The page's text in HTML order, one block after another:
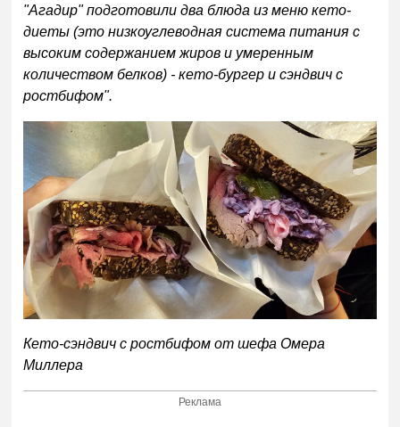
"Агадир" подготовили два блюда из меню кето-
диеты (это низкоуглеводная система питания с
высоким содержанием жиров и умеренным
количеством белков) - кето-бургер и сэндвич с
ростбифом".
Кето-сэндвич с ростбифом от шефа Омера
Миллера
Реклама